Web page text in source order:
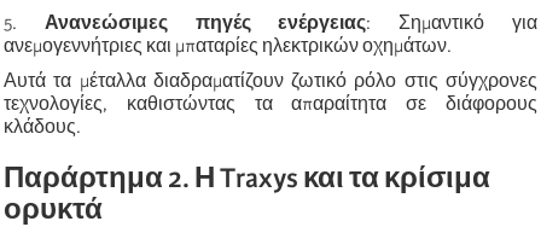
5. Ανανεώσιμες πηγές ενέργειας: Σημαντικό για
ανεμογεννήτριες και μπαταρίες ηλεκτρικών οχημάτων.
Αυτά τα μέταλλα διαδραματίζουν ζωτικό ρόλο στις σύγχρονες
τεχνολογίες, καθιστώντας τα απαραίτητα σε διάφορους
κλάδους.
Παράρτημα 2. Η Traxys και τα κρίσιμα
ορυκτά